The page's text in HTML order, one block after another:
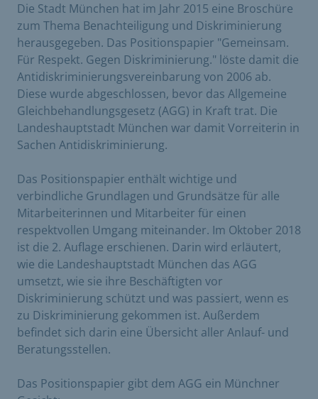
Die Stadt München hat im Jahr 2015 eine Broschüre
zum Thema Benachteiligung und Diskriminierung
herausgegeben. Das Positionspapier "Gemeinsam.
Für Respekt. Gegen Diskriminierung." löste damit die
Antidiskriminierungsvereinbarung von 2006 ab.
Diese wurde abgeschlossen, bevor das Allgemeine
Gleichbehandlungsgesetz (AGG) in Kraft trat. Die
Landeshauptstadt München war damit Vorreiterin in
Sachen Antidiskriminierung.
Das Positionspapier enthält wichtige und
verbindliche Grundlagen und Grundsätze für alle
Mitarbeiterinnen und Mitarbeiter für einen
respektvollen Umgang miteinander. Im Oktober 2018
ist die 2. Auflage erschienen. Darin wird erläutert,
wie die Landeshauptstadt München das AGG
umsetzt, wie sie ihre Beschäftigten vor
Diskriminierung schützt und was passiert, wenn es
zu Diskriminierung gekommen ist. Außerdem
befindet sich darin eine Übersicht aller Anlauf- und
Beratungsstellen.
Das Positionspapier gibt dem AGG ein Münchner